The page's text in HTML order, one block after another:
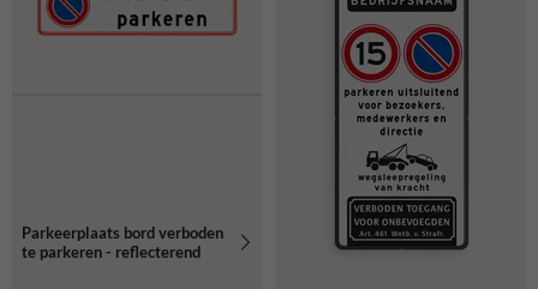
Parkeerplaats bord verboden
te parkeren - reflecterend